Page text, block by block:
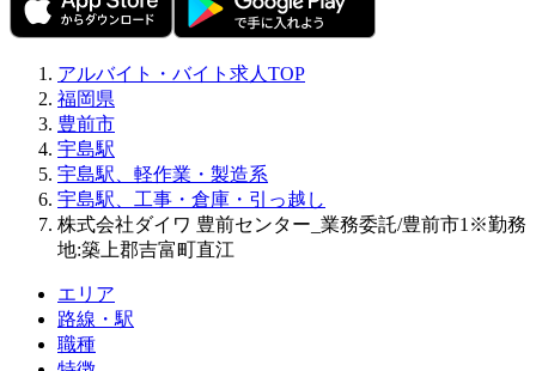
アルバイト・バイト求人TOP
福岡県
豊前市
宇島駅
宇島駅、軽作業・製造系
宇島駅、工事・倉庫・引っ越し
株式会社ダイワ 豊前センター_業務委託/豊前市1※勤務
地:築上郡吉富町直江
エリア
路線・駅
職種